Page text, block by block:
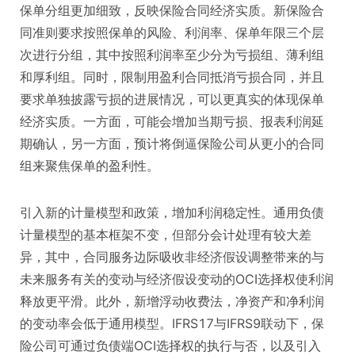
保单分组更加细致，反映保险合同经济实质。新保险合
同准则要求按照保单的风险、利润率、保单年限三个层
次进行分组，其中按照利润率至少分为亏损组、薄利组
和厚利组。同时，限制用盈利合同抵消亏损合同，并且
要求单独披露亏损的进展情况，可以更真实的体现保单
经济实质。一方面，可能会增加当期亏损、报表利润延
期确认，另一方面，预计将倒逼保险公司从更小的合同
组来聚焦保单的盈利性。
引入新的计量模型和政策，增加利润稳定性。通用负债
计量模型的基本框架不变，但部分会计处理有较大差
异，其中，合同服务边际吸收非经济假设调整带来的与
未来服务有关的变动与经济假设变动的OCI选择权使利润
释放更平滑。此外，新增浮动收费法，净资产和净利润
的变动率会低于通用模型。IFRS17与IFRS9联动下，保
险公司可通过负债端OCI选择权的执行与否，以及引入